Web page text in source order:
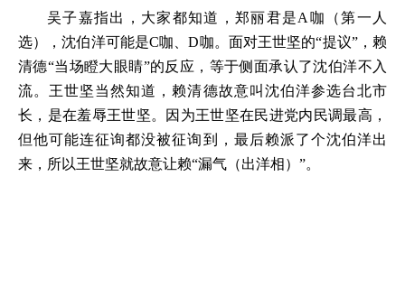
吴子嘉指出，大家都知道，郑丽君是A咖（第一人
选），沈伯洋可能是C咖、D咖。面对王世坚的“提议”，赖
清德“当场瞪大眼睛”的反应，等于侧面承认了沈伯洋不入
流。王世坚当然知道，赖清德故意叫沈伯洋参选台北市
长，是在羞辱王世坚。因为王世坚在民进党内民调最高，
但他可能连征询都没被征询到，最后赖派了个沈伯洋出
来，所以王世坚就故意让赖“漏气（出洋相）”。